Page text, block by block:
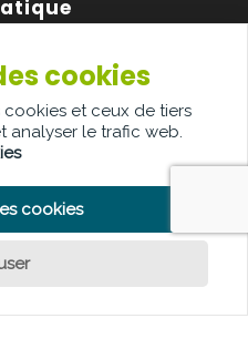
nous?
cookies
et ceux de tiers
analyser le trafic web.
cookies